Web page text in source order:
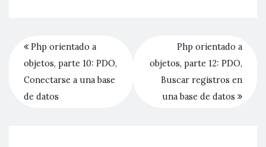
Php orientado a
objetos, parte 10: PDO,
Conectarse a una base
de datos
Php orientado a
objetos, parte 12: PDO,
Buscar registros en
una base de datos